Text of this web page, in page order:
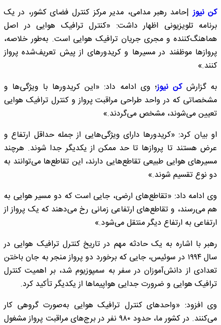
کن نیوز|حامد رهبر مدامی، مدیر مرکز کنترل فضای کشور، در یک
برنامه تلویزیونی اظهار داشت: «کنترل ترافیک هوایی در اصل
هماهنگ‌کننده و مجری جریان ترافیک هوایی است. به‌طور خلاصه،
پروازها موظفند در مسیرها و کریدورهای از پیش تعریف‌شده پرواز
کنند.»
به گزارشکن نیوز؛ وی ادامه داد: «این کریدورها با ویژگی‌ها و
مشخصاتی که در واحد طراحی مراقبت پرواز و کنترل ترافیک هوایی
تعیین می‌شوند، مشخص می‌گردند.»
او بیان کرد: «کریدورها دارای ویژگی‌هایی از جمله حداقل ارتفاع و
عرض هستند تا پروازها تا حد ممکن از یکدیگر جدا شوند. هرچند
مسیرهای هوایی طبیعی تقاطع‌هایی دارند، این تقاطع‌ها می‌توانند به
دو نوع تقسیم شوند.»
وی ادامه داد: «تقاطع‌های ارضی، جایی است که دو مسیر هوایی به
هم می‌رسند، و تقاطع‌های ارتفاعی زمانی رخ می‌دهند که یک پرواز از
ارتفاعی به ارتفاع دیگر منتقل می‌شود.»
رهبر با اشاره به یک حادثه مهم در تاریخ کنترل ترافیک هوایی در
سال ۱۹۹۴ در سوئیس، جایی که برخورد دو پرواز منجر به جان باختن
تعدادی از دانش‌آموزان در سفر به سمپوزیوم شد، بر اهمیت کنترل
ترافیک هوایی و ضرورت جدایی هواپیماها از یکدیگر تأکید کرد.
وی افزود: «واحدهای کنترل ترافیک هوایی به‌صورت گروهی کار
می‌کنند. در کشور ما، حدود ۹۸۰ نفر در برج‌های مراقبت پرواز مشغول